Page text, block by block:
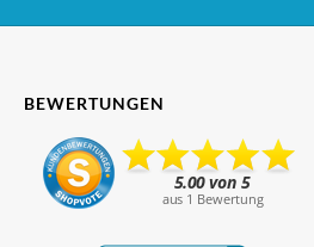
BEWERTUNGEN